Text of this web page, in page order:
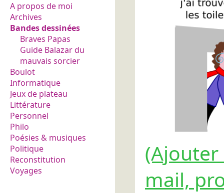
A propos de moi
Archives
Bandes dessinées
Braves Papas
Guide Balazar du
mauvais sorcier
Boulot
Informatique
Jeux de plateau
Littérature
Personnel
Philo
Poésies & musiques
Politique
Reconstitution
Voyages
mail,